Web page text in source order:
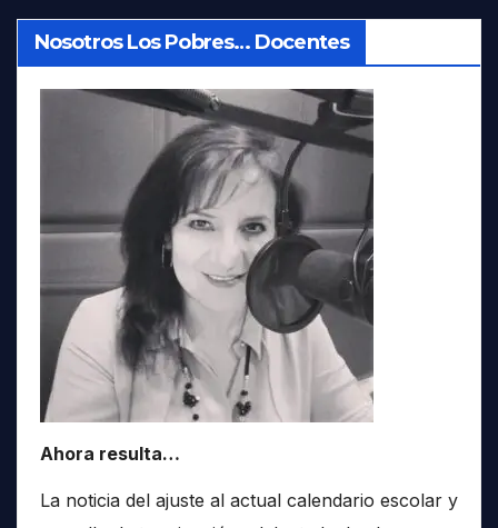
Nosotros Los Pobres… Docentes
Ahora resulta…
La noticia del ajuste al actual calendario escolar y